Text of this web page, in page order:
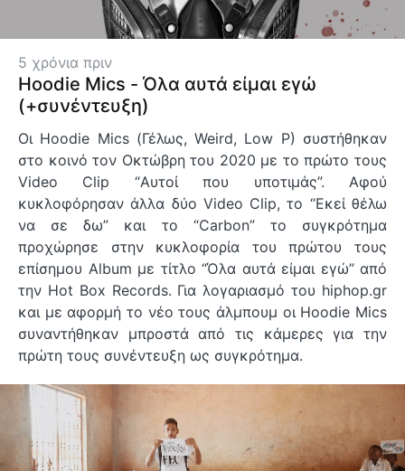
5 χρόνια πριν
Hoodie Mics - Όλα αυτά είμαι εγώ
(+συνέντευξη)
Οι Hoodie Mics (Γέλως, Weird, Low P) συστήθηκαν
στο κοινό τον Οκτώβρη του 2020 µε το πρώτο τους
Video Clip “Αυτοί που υποτιµάς”. Αφού
κυκλοφόρησαν άλλα δύο Video Clip, το “Εκεί θέλω
να σε δω” και το “Carbon” το συγκρότηµα
προχώρησε στην κυκλοφορία του πρώτου τους
επίσηµου Album µε τίτλο “Όλα αυτά είµαι εγώ” από
την Hot Box Records. Για λογαριασμό του hiphop.gr
και με αφορμή το νέο τους άλμπουμ oι Hoodie Mics
συναντήθηκαν μπροστά από τις κάμερες για την
πρώτη τους συνέντευξη ως συγκρότημα.